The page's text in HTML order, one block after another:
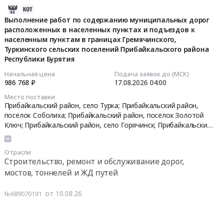
Выполнение работ по содержанию муниципальных дорог
расположенных в населенных пунктах и подъездов к
населенным пунктам в границах Гремячинского,
Туркинского сельских поселений Прибайкальского района
Республики Бурятия
Начальная цена
986 768 ₽
Подача заявок до (МСК)
17.08.2026 04:00
Место поставки
Прибайкальский район, село Турка; Прибайкальский район,
поселок Соболиха; Прибайкальский район, поселок Золотой
Ключ; Прибайкальский район, село Горячинск; Прибайкальский
район, село Гремячинск; Кабанский район, село Исток;
Отрасли
Строительство, ремонт и обслуживание дорог,
мостов, тоннелей и ЖД путей
№689070191 от 10.08.26